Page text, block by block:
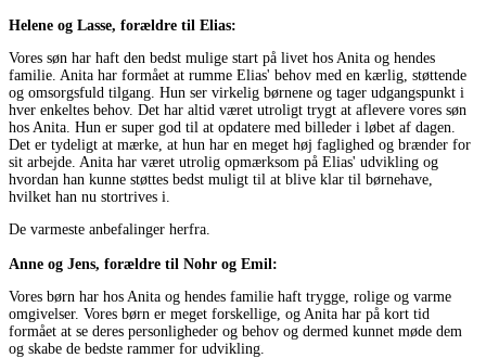
Helene og Lasse, forældre til Elias:
Vores søn har haft den bedst mulige start på livet hos Anita og hendes
familie. Anita har formået at rumme Elias' behov med en kærlig, støttende
og omsorgsfuld tilgang. Hun ser virkelig børnene og tager udgangspunkt i
hver enkeltes behov. Det har altid været utroligt trygt at aflevere vores søn
hos Anita. Hun er super god til at opdatere med billeder i løbet af dagen.
Det er tydeligt at mærke, at hun har en meget høj faglighed og brænder for
sit arbejde. Anita har været utrolig opmærksom på Elias' udvikling og
hvordan han kunne støttes bedst muligt til at blive klar til børnehave,
hvilket han nu stortrives i.
De varmeste anbefalinger herfra.
Anne og Jens, forældre til Nohr og Emil:
Vores børn har hos Anita og hendes familie haft trygge, rolige og varme
omgivelser. Vores børn er meget forskellige, og Anita har på kort tid
formået at se deres personligheder og behov og dermed kunnet møde dem
og skabe de bedste rammer for udvikling.